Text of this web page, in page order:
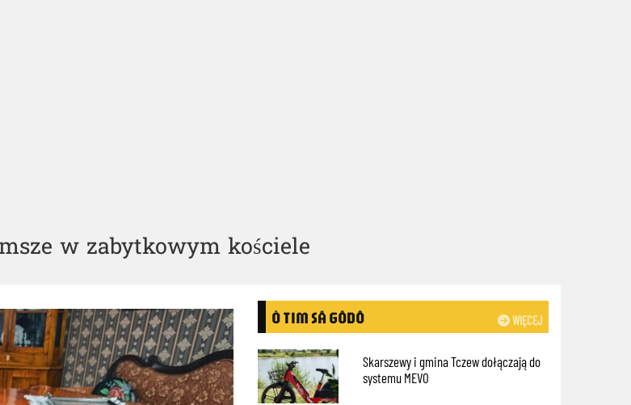
w zabytkowym kościele
WIĘCEJ
Ò TIM SÃ GÔDÔ
Skarszewy i gmina Tczew dołączają do
systemu MEVO